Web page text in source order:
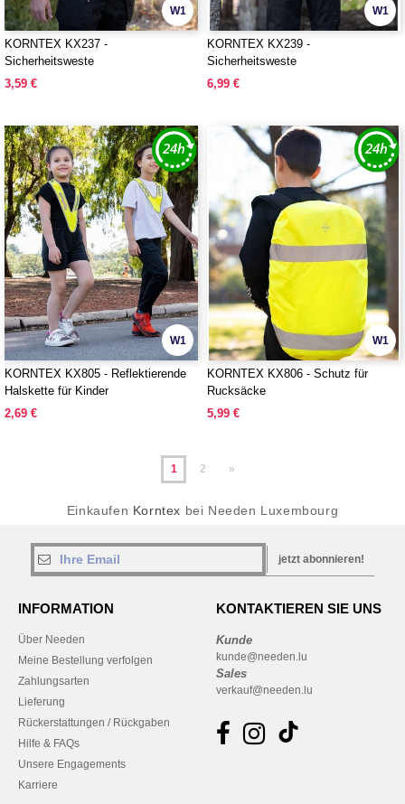
W1
KORNTEX KX237 -
Sicherheitsweste
3,59 €
W1
KORNTEX KX239 -
Sicherheitsweste
6,99 €
W1
KORNTEX KX805 - Reflektierende
Halskette für Kinder
2,69 €
W1
KORNTEX KX806 - Schutz für
Rucksäcke
5,99 €
1 2 »
Einkaufen Korntex bei Needen Luxembourg
jetzt abonnieren!
INFORMATION
Über Needen
Meine Bestellung verfolgen
Zahlungsarten
Lieferung
Rückerstattungen / Rückgaben
Hilfe & FAQs
Unsere Engagements
Karriere
KONTAKTIEREN SIE UNS
Kunde
kunde@needen.lu
Sales
verkauf@needen.lu